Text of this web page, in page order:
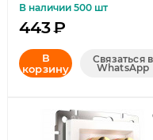
В наличии 500 шт
443₽
В
корзину
Связаться в
WhatsApp